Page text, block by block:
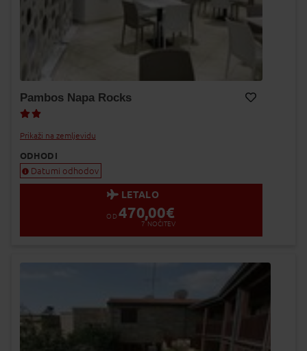
Pambos Napa Rocks
Prikaži na zemljevidu
ODHODI
Datumi odhodov
LETALO
OD470,00€
7 NOČITEV